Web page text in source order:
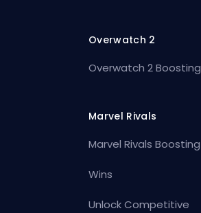
Overwatch 2
Overwatch 2 Boosting
Marvel Rivals
Marvel Rivals Boosting
Wins
Unlock Competitive